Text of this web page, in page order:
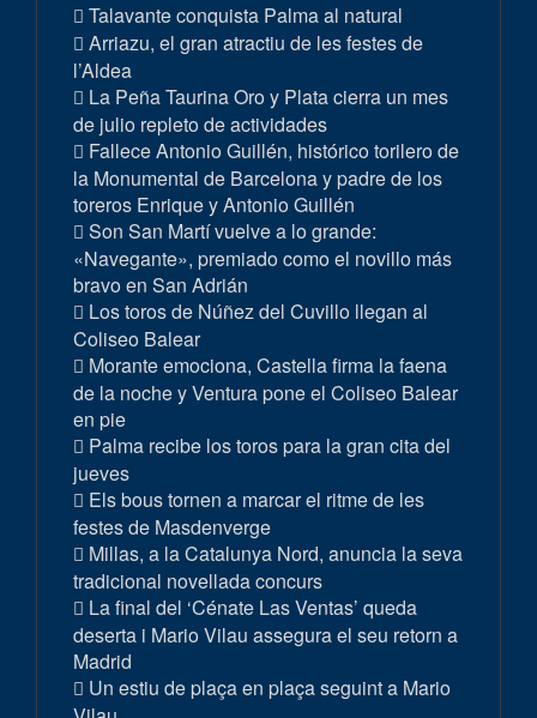
Talavante conquista Palma al natural
Arriazu, el gran atractiu de les festes de
l’Aldea
La Peña Taurina Oro y Plata cierra un mes
de julio repleto de actividades
Fallece Antonio Guillén, histórico torilero de
la Monumental de Barcelona y padre de los
toreros Enrique y Antonio Guillén
Son San Martí vuelve a lo grande:
«Navegante», premiado como el novillo más
bravo en San Adrián
Los toros de Núñez del Cuvillo llegan al
Coliseo Balear
Morante emociona, Castella firma la faena
de la noche y Ventura pone el Coliseo Balear
en pie
Palma recibe los toros para la gran cita del
jueves
Els bous tornen a marcar el ritme de les
festes de Masdenverge
Millas, a la Catalunya Nord, anuncia la seva
tradicional novellada concurs
La final del ‘Cénate Las Ventas’ queda
deserta i Mario Vilau assegura el seu retorn a
Madrid
Un estiu de plaça en plaça seguint a Mario